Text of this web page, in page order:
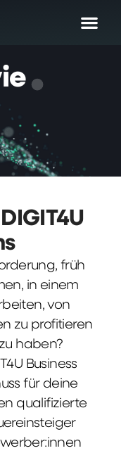
früh
in einem
von
zu profitieren
haben?
Business
für deine
qualifizierte